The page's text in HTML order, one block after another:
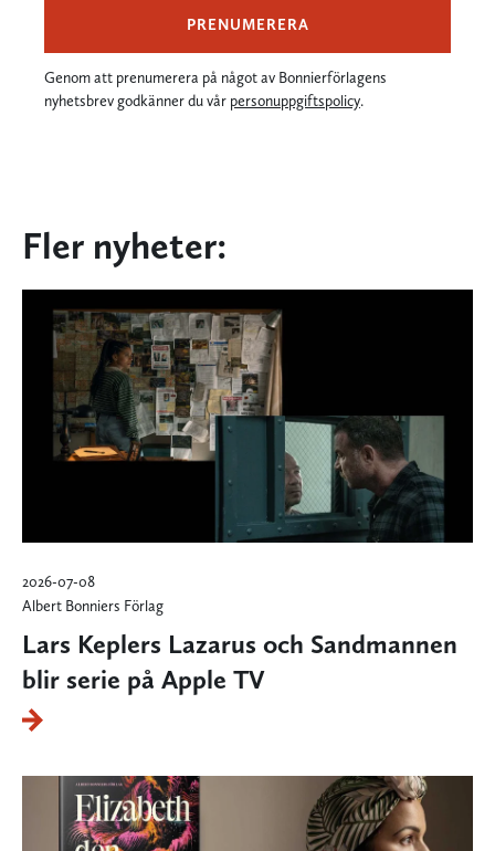
PRENUMERERA
Genom att prenumerera på något av Bonnierförlagens
nyhetsbrev godkänner du vår personuppgiftspolicy.
Fler nyheter:
2026-07-08
Albert Bonniers Förlag
Lars Keplers Lazarus och Sandmannen
blir serie på Apple TV